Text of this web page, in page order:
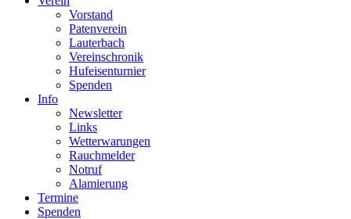
Vorstand
Patenverein
Lauterbach
Vereinschronik
Hufeisenturnier
Spenden
Info
Newsletter
Links
Wetterwarungen
Rauchmelder
Notruf
Alamierung
Termine
Spenden